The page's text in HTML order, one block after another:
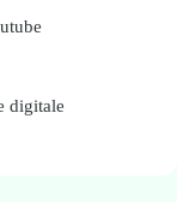
digitale